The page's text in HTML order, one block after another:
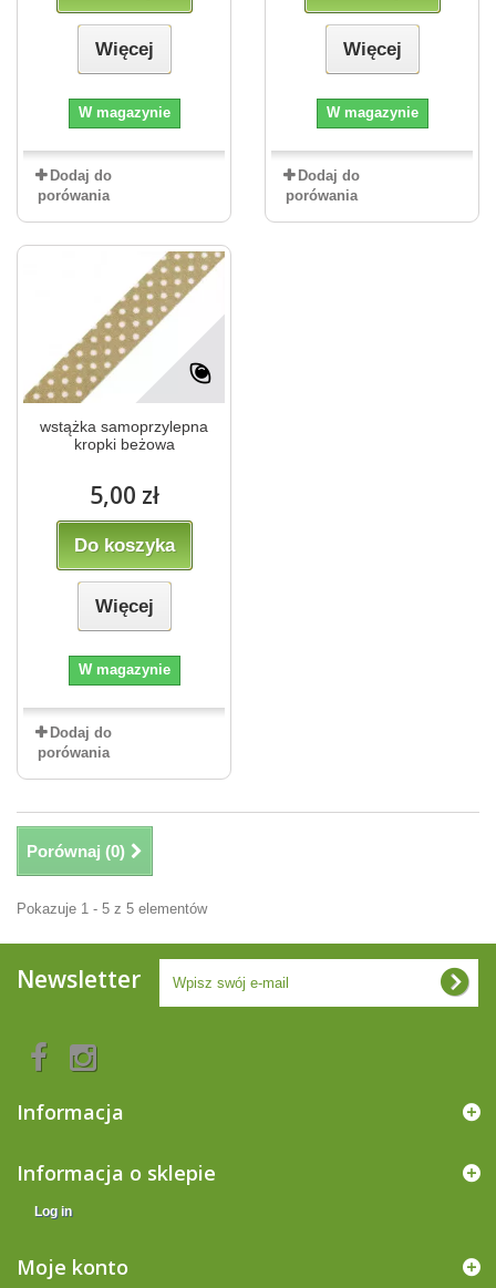
Więcej
W magazynie
Dodaj do
porówania
Więcej
W magazynie
Dodaj do
porówania
wstążka samoprzylepna
kropki beżowa
5,00 zł
Do koszyka
Więcej
W magazynie
Dodaj do
porówania
Porównaj (0)
Pokazuje 1 - 5 z 5 elementów
Newsletter
Informacja
Informacja o sklepie
Log in
Moje konto